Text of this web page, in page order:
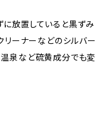
放置していると黒ずみ
リーナーなどのシルバー
温泉など硫黄成分でも変